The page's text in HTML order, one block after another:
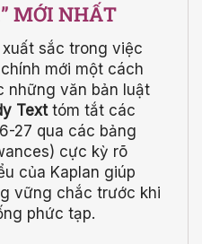
MỚI NHẤT
sắc trong việc
mới một cách
những văn bản luật
Texttóm tắt các
27 qua các bảng
cực kỳ rõ
của Kaplan giúp
vững chắc trước khi
phức tạp.